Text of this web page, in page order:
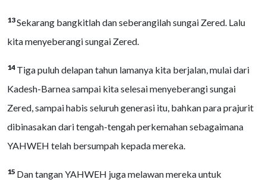
13Sekarang bangkitlah dan seberangilah sungai Zered. Lalu
kita menyeberangi sungai Zered.
14 Tiga puluh delapan tahun lamanya kita berjalan, mulai dari
Kadesh-Barnea sampai kita selesai menyeberangi sungai
Zered, sampai habis seluruh generasi itu, bahkan para prajurit
dibinasakan dari tengah-tengah perkemahan sebagaimana
YAHWEH telah bersumpah kepada mereka.
15 Dan tangan YAHWEH juga melawan mereka untuk